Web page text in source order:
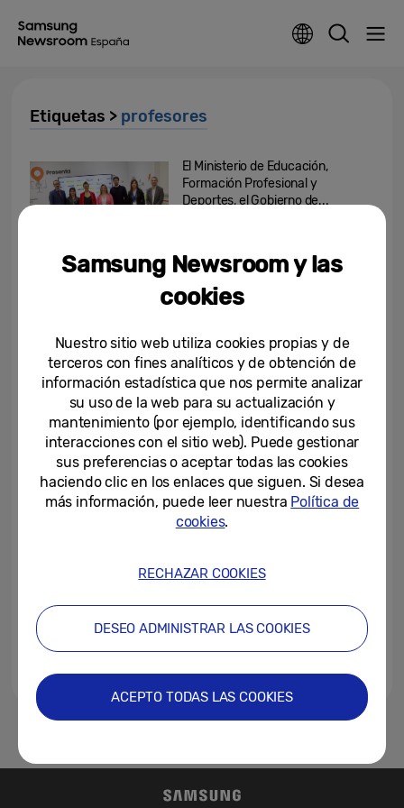
Etiquetas > profesores
El Ministerio de Educación,
Formación Profesional y
Deportes, el Gobierno de...
Vuelta al cole: 8 de cada 10
profesores consideran que la
tecnología facilita el...
26-08-2021
Más del 90% del profesorado
cree que su labor contribuye a
formar una sociedad mejor...
23-06-2021
Ocho de cada diez profesores
españoles piensa que la
tecnología se usa en el aula...
Madrid forman a profesores de
secundaria en la nueva...
Samsung Newsroom y las
cookies
Nuestro sitio web utiliza cookies propias y de
terceros con fines analíticos y de obtención de
información estadística que nos permite analizar
su uso de la web para su actualización y
mantenimiento (por ejemplo, identificando sus
interacciones con el sitio web). Puede gestionar
sus preferencias o aceptar todas las cookies
haciendo clic en los enlaces que siguen. Si desea
más información, puede leer nuestra Política de
cookies.
RECHAZAR COOKIES
DESEO ADMINISTRAR LAS COOKIES
ACEPTO TODAS LAS COOKIES